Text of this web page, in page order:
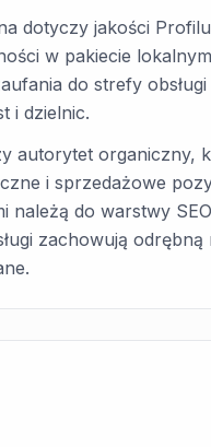
dotyczy jakości
w pakiecie
do strefy
i dzielnic.
autorytet organiczny,
i sprzedażowe
należą do warstwy
zachowują odrębną